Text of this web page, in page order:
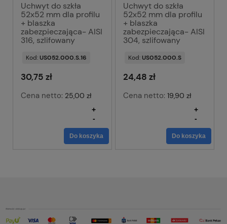
Uchwyt do szkła
52x52 mm dla profilu
+ blaszka
zabezpieczająca- AISI
316, szlifowany
Kod:US052.000.S.16
30,75 zł
Cena netto: 25,00 zł
-
+
Do koszyka
Uchwyt do szkła
52x52 mm dla profilu
+ blaszka
zabezpieczająca- AISI
304, szlifowany
Kod:US052.000.S
24,48 zł
Cena netto: 19,90 zł
-
+
Do koszyka